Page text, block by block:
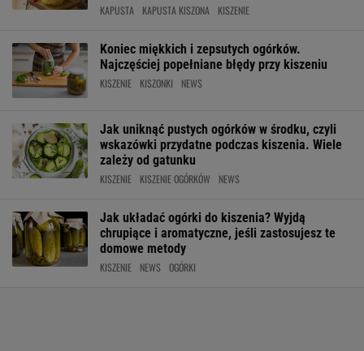
KAPUSTA KAPUSTA KISZONA KISZENIE
Koniec miękkich i zepsutych ogórków.
Najczęściej popełniane błędy przy kiszeniu
KISZENIE KISZONKI NEWS
Jak uniknąć pustych ogórków w środku, czyli
wskazówki przydatne podczas kiszenia. Wiele
zależy od gatunku
KISZENIE KISZENIE OGÓRKÓW NEWS
Jak układać ogórki do kiszenia? Wyjdą
chrupiące i aromatyczne, jeśli zastosujesz te
domowe metody
KISZENIE NEWS OGÓRKI